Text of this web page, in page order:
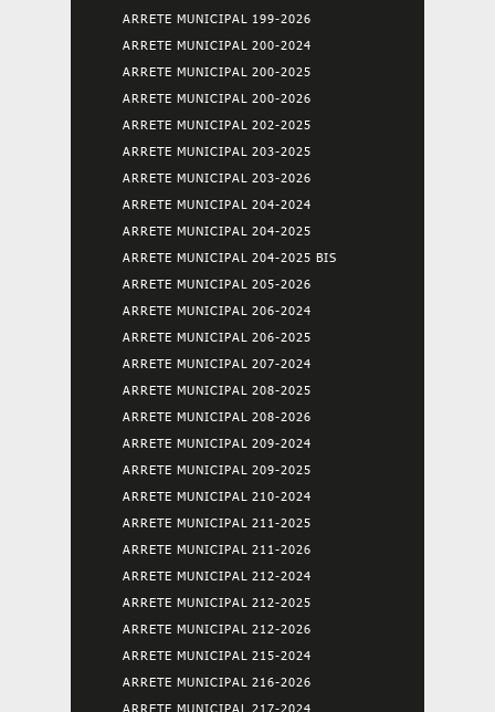
ARRETE MUNICIPAL 199-2026
ARRETE MUNICIPAL 200-2024
ARRETE MUNICIPAL 200-2025
ARRETE MUNICIPAL 200-2026
ARRETE MUNICIPAL 202-2025
ARRETE MUNICIPAL 203-2025
ARRETE MUNICIPAL 203-2026
ARRETE MUNICIPAL 204-2024
ARRETE MUNICIPAL 204-2025
ARRETE MUNICIPAL 204-2025 BIS
ARRETE MUNICIPAL 205-2026
ARRETE MUNICIPAL 206-2024
ARRETE MUNICIPAL 206-2025
ARRETE MUNICIPAL 207-2024
ARRETE MUNICIPAL 208-2025
ARRETE MUNICIPAL 208-2026
ARRETE MUNICIPAL 209-2024
ARRETE MUNICIPAL 209-2025
ARRETE MUNICIPAL 210-2024
ARRETE MUNICIPAL 211-2025
ARRETE MUNICIPAL 211-2026
ARRETE MUNICIPAL 212-2024
ARRETE MUNICIPAL 212-2025
ARRETE MUNICIPAL 212-2026
ARRETE MUNICIPAL 215-2024
ARRETE MUNICIPAL 216-2026
ARRETE MUNICIPAL 217-2024